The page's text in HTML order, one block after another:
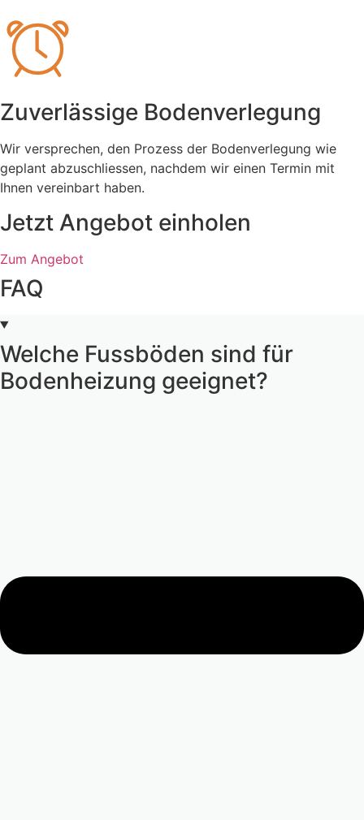
Zuverlässige Bodenverlegung
Wir versprechen, den Prozess der Bodenverlegung wie
geplant abzuschliessen, nachdem wir einen Termin mit
Ihnen vereinbart haben.
Jetzt Angebot einholen
Zum Angebot
FAQ
Welche Fussböden sind für
Bodenheizung geeignet?